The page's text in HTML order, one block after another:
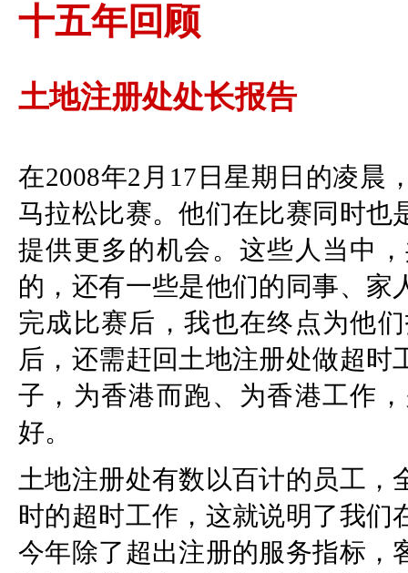
十五年回顾
土地注册处处长报告
在2008年2月17日星期日的凌晨
马拉松比赛。他们在比赛同时也
提供更多的机会。这些人当中
的，还有一些是他们的同事、
完成比赛后，我也在终点为他
后，还需赶回土地注册处做超
子，为香港而跑、为香港工作
好。
土地注册处有数以百计的员工
时的超时工作，这就说明了我
今年除了超出注册的服务指标，